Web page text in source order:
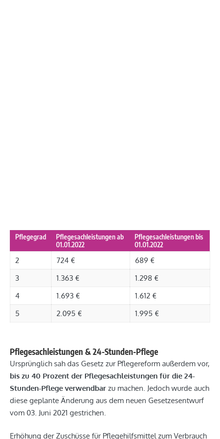
Pflegegrad
Pflegesachleistungen ab
01.01.2022
Pflegesachleistungen bis
01.01.2022
2 724 €
689 €
3
1.363 €
1.298 €
4
1.693 €
1.612 €
5
2.095 € 1.995 €
Pflegesachleistungen & 24-Stunden-Pflege
Ursprünglich sah das Gesetz zur Pflegereform außerdem vor,
bis zu 40 Prozent der Pflegesachleistungen für die 24-
Stunden-Pflege verwendbar zu machen. Jedoch wurde auch
diese geplante Änderung aus dem neuen Gesetzesentwurf
vom 03. Juni 2021 gestrichen.
Erhöhung der Zuschüsse für Pflegehilfsmittel zum Verbrauch